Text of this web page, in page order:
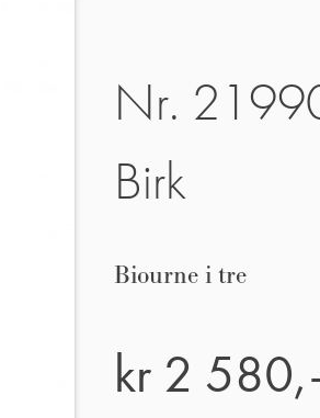
Nr.
Birk
Biourne i tre
kr 2